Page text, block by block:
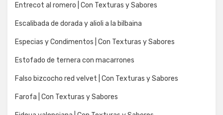
Entrecot al romero | Con Texturas y Sabores
Escalibada de dorada y alioli a la bilbaina
Especias y Condimentos | Con Texturas y Sabores
Estofado de ternera con macarrones
Falso bizcocho red velvet | Con Texturas y Sabores
Farofa | Con Texturas y Sabores